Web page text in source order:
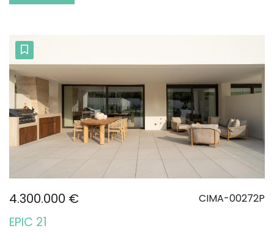
4.300.000 € CIMA-00272P
EPIC 21